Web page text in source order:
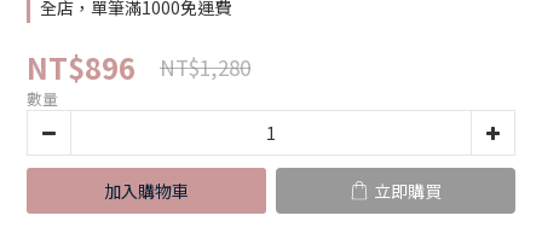
全店，單筆滿1000免運費
NT$896 NT$1,280
數量
加入購物車 立即購買